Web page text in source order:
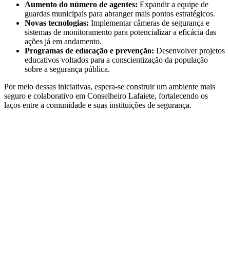
Aumento do número de agentes: Expandir a equipe de
guardas municipais para abranger mais pontos estratégicos.
Novas tecnologias: Implementar câmeras de segurança e
sistemas de monitoramento para potencializar a eficácia das
ações já em andamento.
Programas de educação e prevenção: Desenvolver projetos
educativos voltados para a conscientização da população
sobre a segurança pública.
Por meio dessas iniciativas, espera-se construir um ambiente mais
seguro e colaborativo em Conselheiro Lafaiete, fortalecendo os
laços entre a comunidade e suas instituições de segurança.